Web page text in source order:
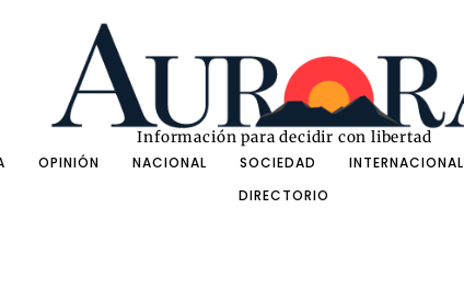
Información para decidir con libertad
OPINIÓN NACIONAL SOCIEDAD INTERNACIONAL
DIRECTORIO